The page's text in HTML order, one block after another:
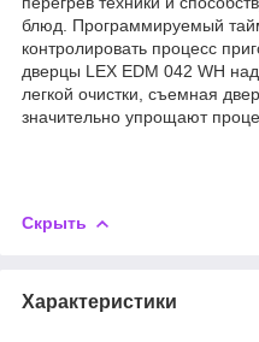
блюд. Программируемый
контролировать процесс
дверцы LEX EDM 042 WH
легкой очистки, съемная
значительно упрощают
Скрыть
Характеристики